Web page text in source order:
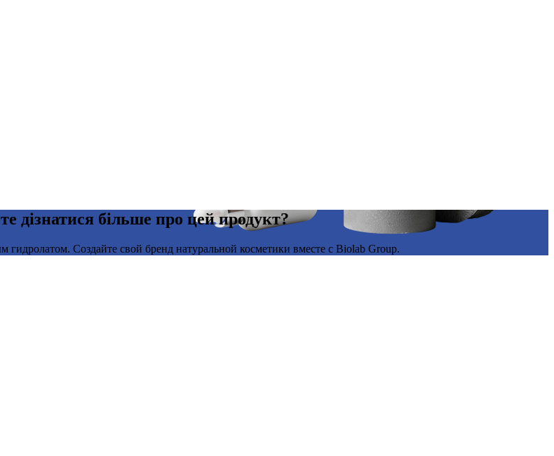
дізнатися більше про цей продукт?
Создайте свой бренд натуральной косметики вместе с Biolab Group.